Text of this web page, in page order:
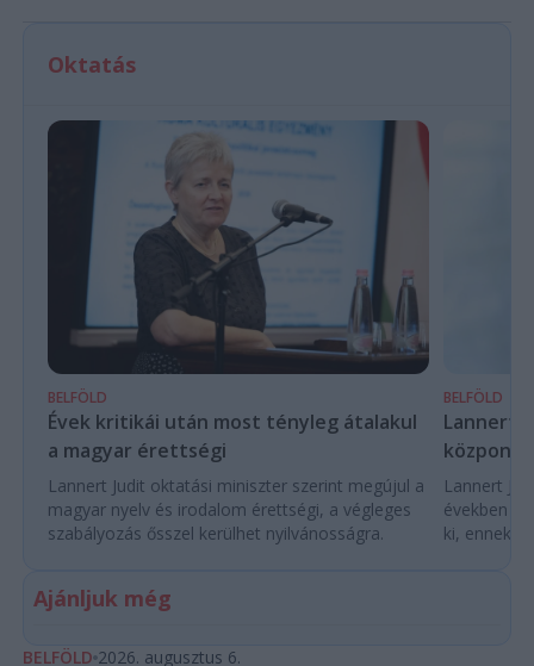
Oktatás
BELFÖLD
Évek kritikái után most tényleg átalakul
a magyar érettségi
Lannert Judit oktatási miniszter szerint megújul a
magyar nyelv és irodalom érettségi, a végleges
szabályozás ősszel kerülhet nyilvánosságra.
BELFÖLD
Lannert
Lannert
években
ki, ennek
Ajánljuk még
BELFÖLD 2026. augusztus 6.